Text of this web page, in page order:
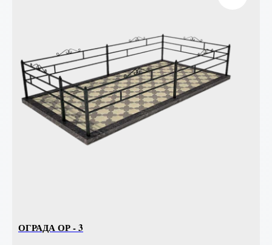
ОГРАДА ОР - 3